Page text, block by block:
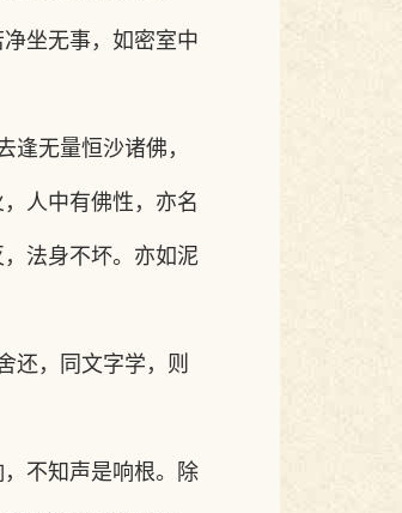
坐无事，如密室中
无量恒沙诸佛，
人中有佛性，亦名
法身不坏。亦如泥
还，同文字学，则
不知声是响根。除